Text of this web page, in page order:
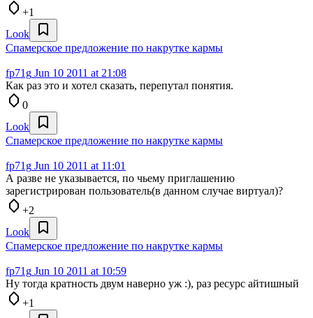
+1
Look
Спамерское предложение по накрутке кармы
fp71g Jun 10 2011 at 21:08
Как раз это и хотел сказать, перепутал понятия.
0
Look
Спамерское предложение по накрутке кармы
fp71g Jun 10 2011 at 11:01
А разве не указывается, по чьему приглашению
зарегистрирован пользователь(в данном случае виртуал)?
+2
Look
Спамерское предложение по накрутке кармы
fp71g Jun 10 2011 at 10:59
Ну тогда кратность двум наверно уж :), раз ресурс айтишный
+1